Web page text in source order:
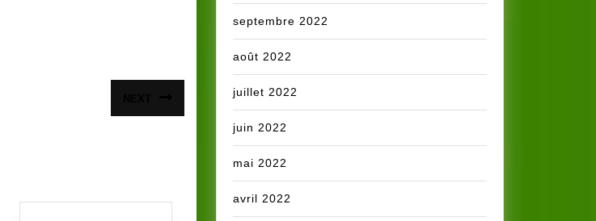
suivant
septembre 2022
août 2022
juillet 2022
juin 2022
mai 2022
avril 2022